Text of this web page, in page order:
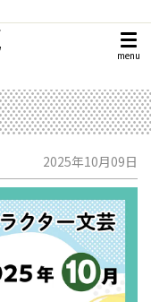
menu
2025年10月09日